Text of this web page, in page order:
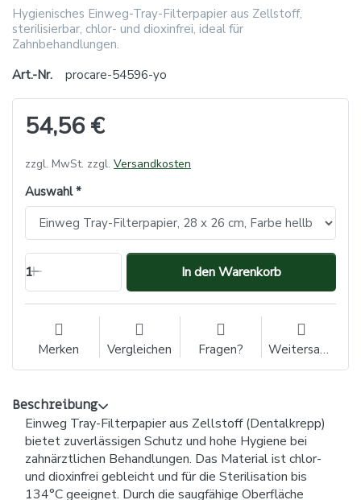
Hygienisches Einweg-Tray-Filterpapier aus Zellstoff,
sterilisierbar, chlor- und dioxinfrei, ideal für
Zahnbehandlungen.
Art.-Nr.
procare-54596-yo
54,56 €
zzgl. MwSt. zzgl. Versandkosten
Auswahl
1 In den Warenkorb
Merken Vergleichen Fragen? Weitersagen
Beschreibung
Einweg Tray-Filterpapier aus Zellstoff (Dentalkrepp)
bietet zuverlässigen Schutz und hohe Hygiene bei
zahnärztlichen Behandlungen. Das Material ist chlor-
und dioxinfrei gebleicht und für die Sterilisation bis
134°C geeignet. Durch die saugfähige Oberfläche